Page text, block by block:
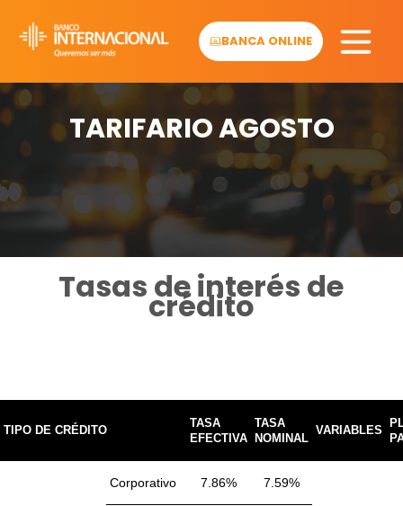
content
BANCA ONLINE
TARIFARIO AGOSTO
Tasas de interés de
crédito
TIPO DE CRÉDITO
TASA
EFECTIVA
TASA
NOMINAL
VARIABLES
Corporativo 7.86% 7.59%